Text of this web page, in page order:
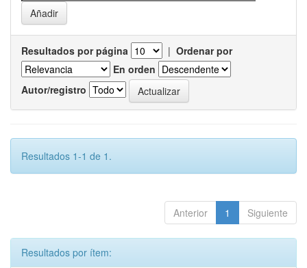
Resultados por página | Ordenar por
En orden
Autor/registro
Resultados 1-1 de 1.
Anterior 1 Siguiente
Resultados por ítem: